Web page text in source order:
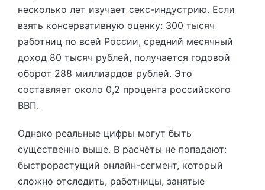
несколько лет изучает секс-индустрию. Если
взять консервативную оценку: 300 тысяч
работниц по всей России, средний месячный
доход 80 тысяч рублей, получается годовой
оборот 288 миллиардов рублей. Это
составляет около 0,2 процента российского
ВВП.
Однако реальные цифры могут быть
существенно выше. В расчёты не попадают:
быстрорастущий онлайн-сегмент, который
сложно отследить, работницы, занятые